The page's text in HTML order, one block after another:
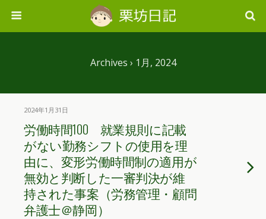
Archives › 1月, 2024
2024年1月31日
労働時間100 就業規則に記載
がない勤務シフトの使用を理
由に、変形労働時間制の適用が
無効と判断した一審判決が維
持された事案（労務管理・顧問
弁護士＠静岡）